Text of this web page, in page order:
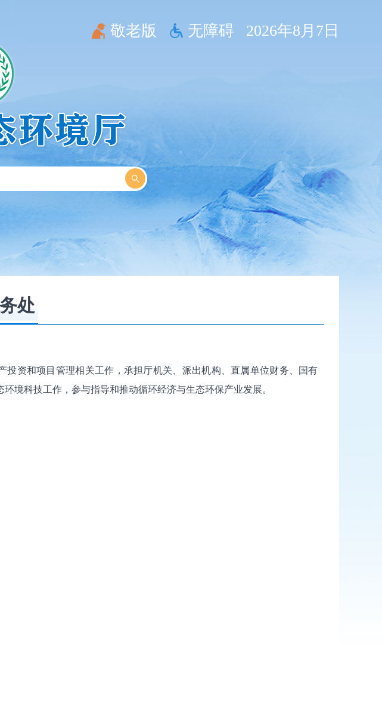
敬老版 无障碍 2026年8月7日
处
资和项目管理相关工作，承担厅机关、派出机构、直属单位财务、国有
境科技工作，参与指导和推动循环经济与生态环保产业发展。